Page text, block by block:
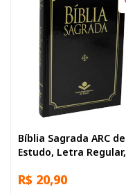
Bíblia Sagrada ARC de
Estudo, Letra Regular,
Preta
R$ 20,90